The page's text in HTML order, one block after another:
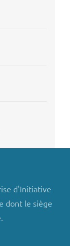
d'Initiative
dont le siège